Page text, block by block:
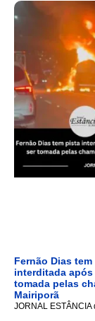
Fernão Dias
interditada após
tomada pelas
Mairiporã
JORNAL ESTÂNCIA